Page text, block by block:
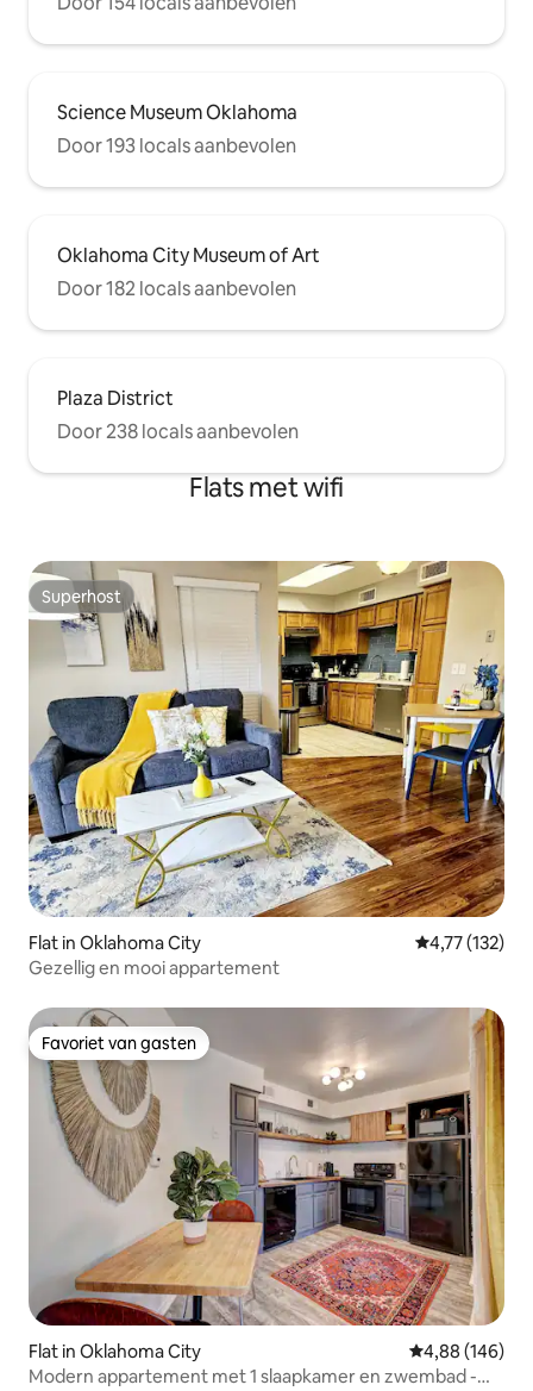
Science Museum Oklahoma
Door 193 locals aanbevolen
Oklahoma City Museum of Art
Door 182 locals aanbevolen
Plaza District
Door 238 locals aanbevolen
Flats met wifi
Superhost
Superhost
Flat in Oklahoma City Gemiddelde
4,77 (132)
Gezellig en mooi appartement
Favoriet van gasten
Favoriet van gasten
Flat in Oklahoma City Gemiddelde
4,88 (146)
Modern appartement met 1 slaapkamer en zwembad -